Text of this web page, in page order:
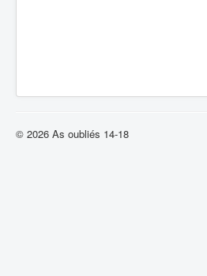
© 2026 As oubliés 14-18